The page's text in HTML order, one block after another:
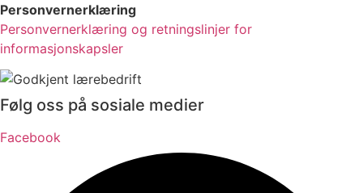
Personvernerklæring
Personvernerklæring og retningslinjer for
informasjonskapsler
Følg oss på sosiale medier
Facebook